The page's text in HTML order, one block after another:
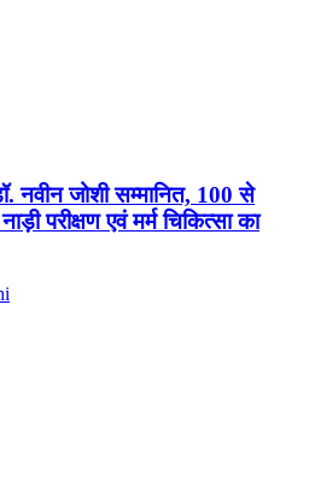
नवीन जोशी सम्मानित, 100 से
परीक्षण एवं मर्म चिकित्सा का